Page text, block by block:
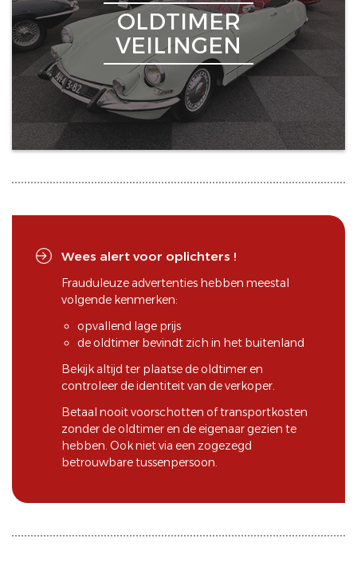
OLDTIMER
VEILINGEN
Wees alert voor oplichters !
Frauduleuze advertenties hebben meestal
volgende kenmerken:
opvallend lage prijs
de oldtimer bevindt zich in het buitenland
Bekijk altijd ter plaatse de oldtimer en
controleer de identiteit van de verkoper.
Betaal nooit voorschotten of transportkosten
zonder de oldtimer en de eigenaar gezien te
hebben. Ook niet via een zogezegd
betrouwbare tussenpersoon.